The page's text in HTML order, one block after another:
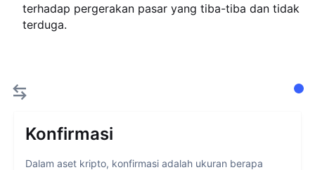
terhadap pergerakan pasar yang tiba-tiba dan tidak
terduga.
Konfirmasi
Dalam aset kripto, konfirmasi adalah ukuran berapa